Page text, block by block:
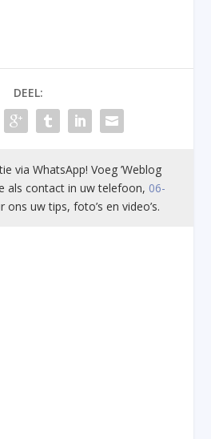
DEEL:
via WhatsApp! Voeg ’Weblog
als contact in uw telefoon, 06-
ons uw tips, foto’s en video’s.